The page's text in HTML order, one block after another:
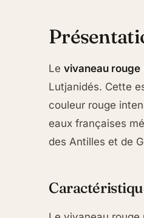
Le vivaneau rouge
Lutjanidés. Cette
couleur rouge
eaux françaises
des Antilles et de